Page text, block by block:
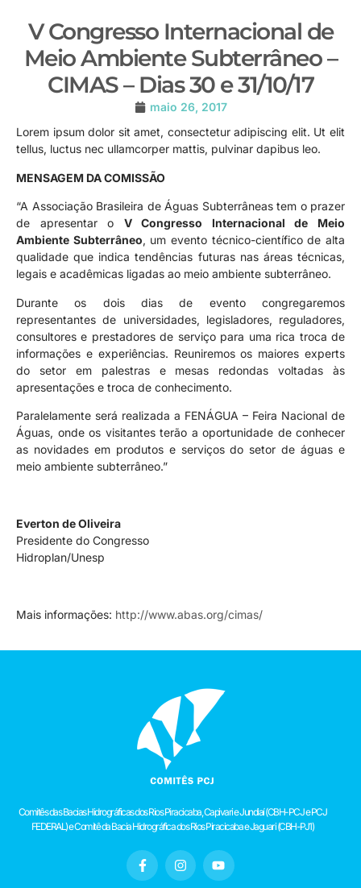
V Congresso Internacional de
Meio Ambiente Subterrâneo –
CIMAS – Dias 30 e 31/10/17
maio 26, 2017
Lorem ipsum dolor sit amet, consectetur adipiscing elit. Ut elit
tellus, luctus nec ullamcorper mattis, pulvinar dapibus leo.
MENSAGEM DA COMISSÃO
“A Associação Brasileira de Águas Subterrâneas tem o prazer
de apresentar o V Congresso Internacional de Meio
Ambiente Subterrâneo, um evento técnico-científico de alta
qualidade que indica tendências futuras nas áreas técnicas,
legais e acadêmicas ligadas ao meio ambiente subterrâneo.
Durante os dois dias de evento congregaremos
representantes de universidades, legisladores, reguladores,
consultores e prestadores de serviço para uma rica troca de
informações e experiências. Reuniremos os maiores experts
do setor em palestras e mesas redondas voltadas às
apresentações e troca de conhecimento.
Paralelamente será realizada a FENÁGUA – Feira Nacional de
Águas, onde os visitantes terão a oportunidade de conhecer
as novidades em produtos e serviços do setor de águas e
meio ambiente subterrâneo.”
Everton de Oliveira
Presidente do Congresso
Hidroplan/Unesp
Mais informações: http://www.abas.org/cimas/
Comitês das Bacias Hidrográficas dos Rios Piracicaba, Capivari e Jundiaí (CBH-PCJ e PCJ
FEDERAL) e Comitê da Bacia Hidrográfica dos Rios Piracicaba e Jaguari (CBH-PJ1)